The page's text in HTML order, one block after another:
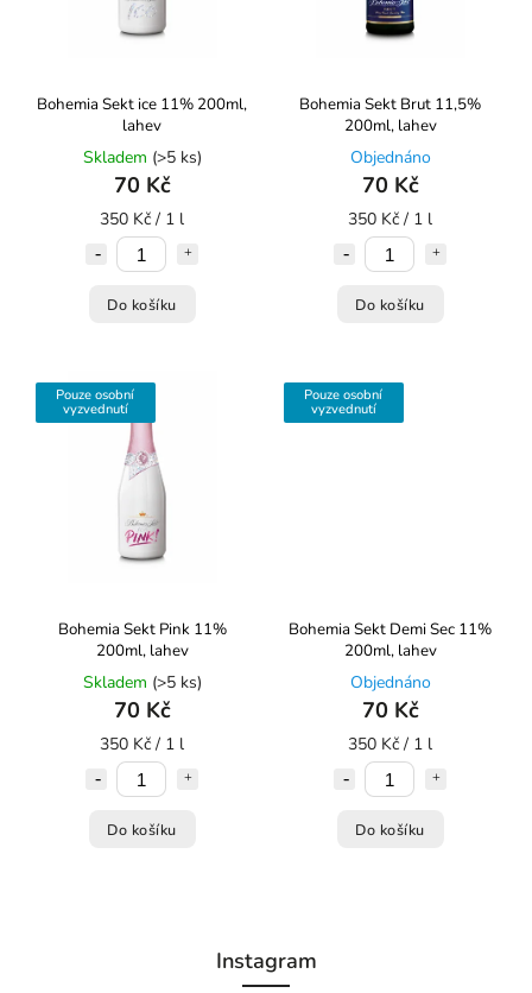
Bohemia Sekt ice 11% 200ml,
lahev
Skladem (>5 ks)
70 Kč
350 Kč / 1 l
Do košíku
Bohemia Sekt Brut 11,5%
200ml, lahev
Objednáno
70 Kč
350 Kč / 1 l
Do košíku
Pouze osobní
vyzvednutí
Bohemia Sekt Pink 11%
200ml, lahev
Skladem (>5 ks)
70 Kč
350 Kč / 1 l
Do košíku
Pouze osobní
vyzvednutí
Bohemia Sekt Demi Sec 11%
200ml, lahev
Objednáno
70 Kč
350 Kč / 1 l
Do košíku
Instagram